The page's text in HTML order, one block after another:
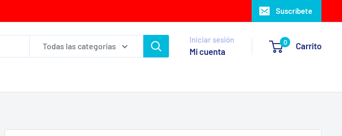
Suscríbete
Todas las categorias
Iniciar sesión
Mi cuenta
0 Carrito